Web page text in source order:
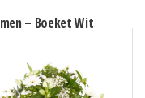
– Boeket Wit